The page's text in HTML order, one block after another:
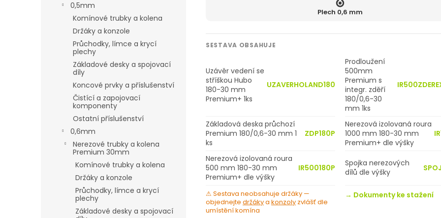
0,5mm
Komínové trubky a kolena
Držáky a konzole
Průchodky, límce a krycí
plechy
Základové desky a spojovací
díly
Koncové prvky a příslušenství
Čistící a zapojovací
komponenty
Ostatní příslušenství
0,6mm
Nerezové trubky a kolena
Premium 30mm
Komínové trubky a kolena
Držáky a konzole
Průchodky, límce a krycí
plechy
Základové desky a spojovací
Plech 0,6 mm
SESTAVA OBSAHUJE
Uzávěr vedení se
stříškou Hubo
180-30 mm
Premium+ 1ks
UZAVERHOLAND180
Prodloužení
500mm
Premium s
integr. zděří
180/0,6-30
mm 1ks
Základová deska průchozí
Premium 180/0,6-30 mm 1
ks
ZDP180P
Nerezová izolovaná roura
1000 mm 180-30 mm
Premium+ dle výšky
Nerezová izolovaná roura
500 mm 180-30 mm
Premium+ dle výšky
IR500180P
Spojka nerezových
dílů dle výšky
⚠ Sestava neobsahuje držáky —
objednejte držákya konzoly zvlášť dle
umístění komína
→ Dokumenty ke stažení